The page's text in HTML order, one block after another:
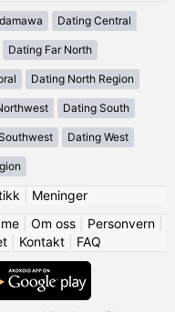
Dating Central
Dating Far North
Dating North Region
Dating South
Dating West
Meninger
| Om oss| Personvern|
Kontakt FAQ